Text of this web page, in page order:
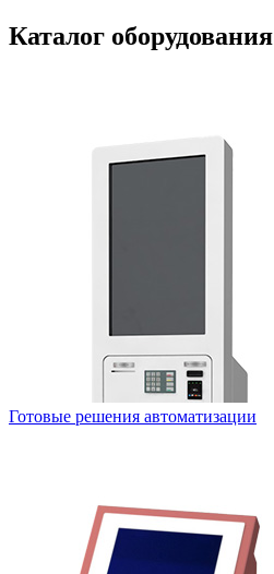
Каталог оборудования
Готовые решения автоматизации